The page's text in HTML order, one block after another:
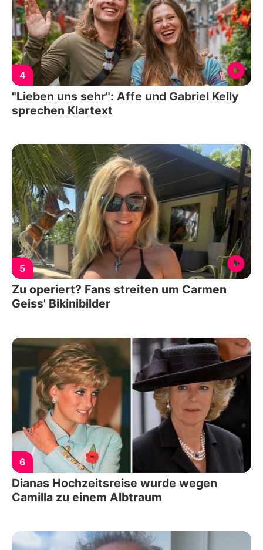
4
"Lieben uns sehr": Affe und Gabriel Kelly
sprechen Klartext
5
Zu operiert? Fans streiten um Carmen
Geiss' Bikinibilder
6
Dianas Hochzeitsreise wurde wegen
Camilla zu einem Albtraum